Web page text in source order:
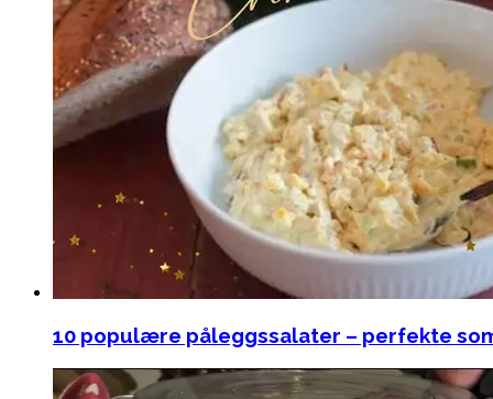
10 populære påleggssalater – perfekte